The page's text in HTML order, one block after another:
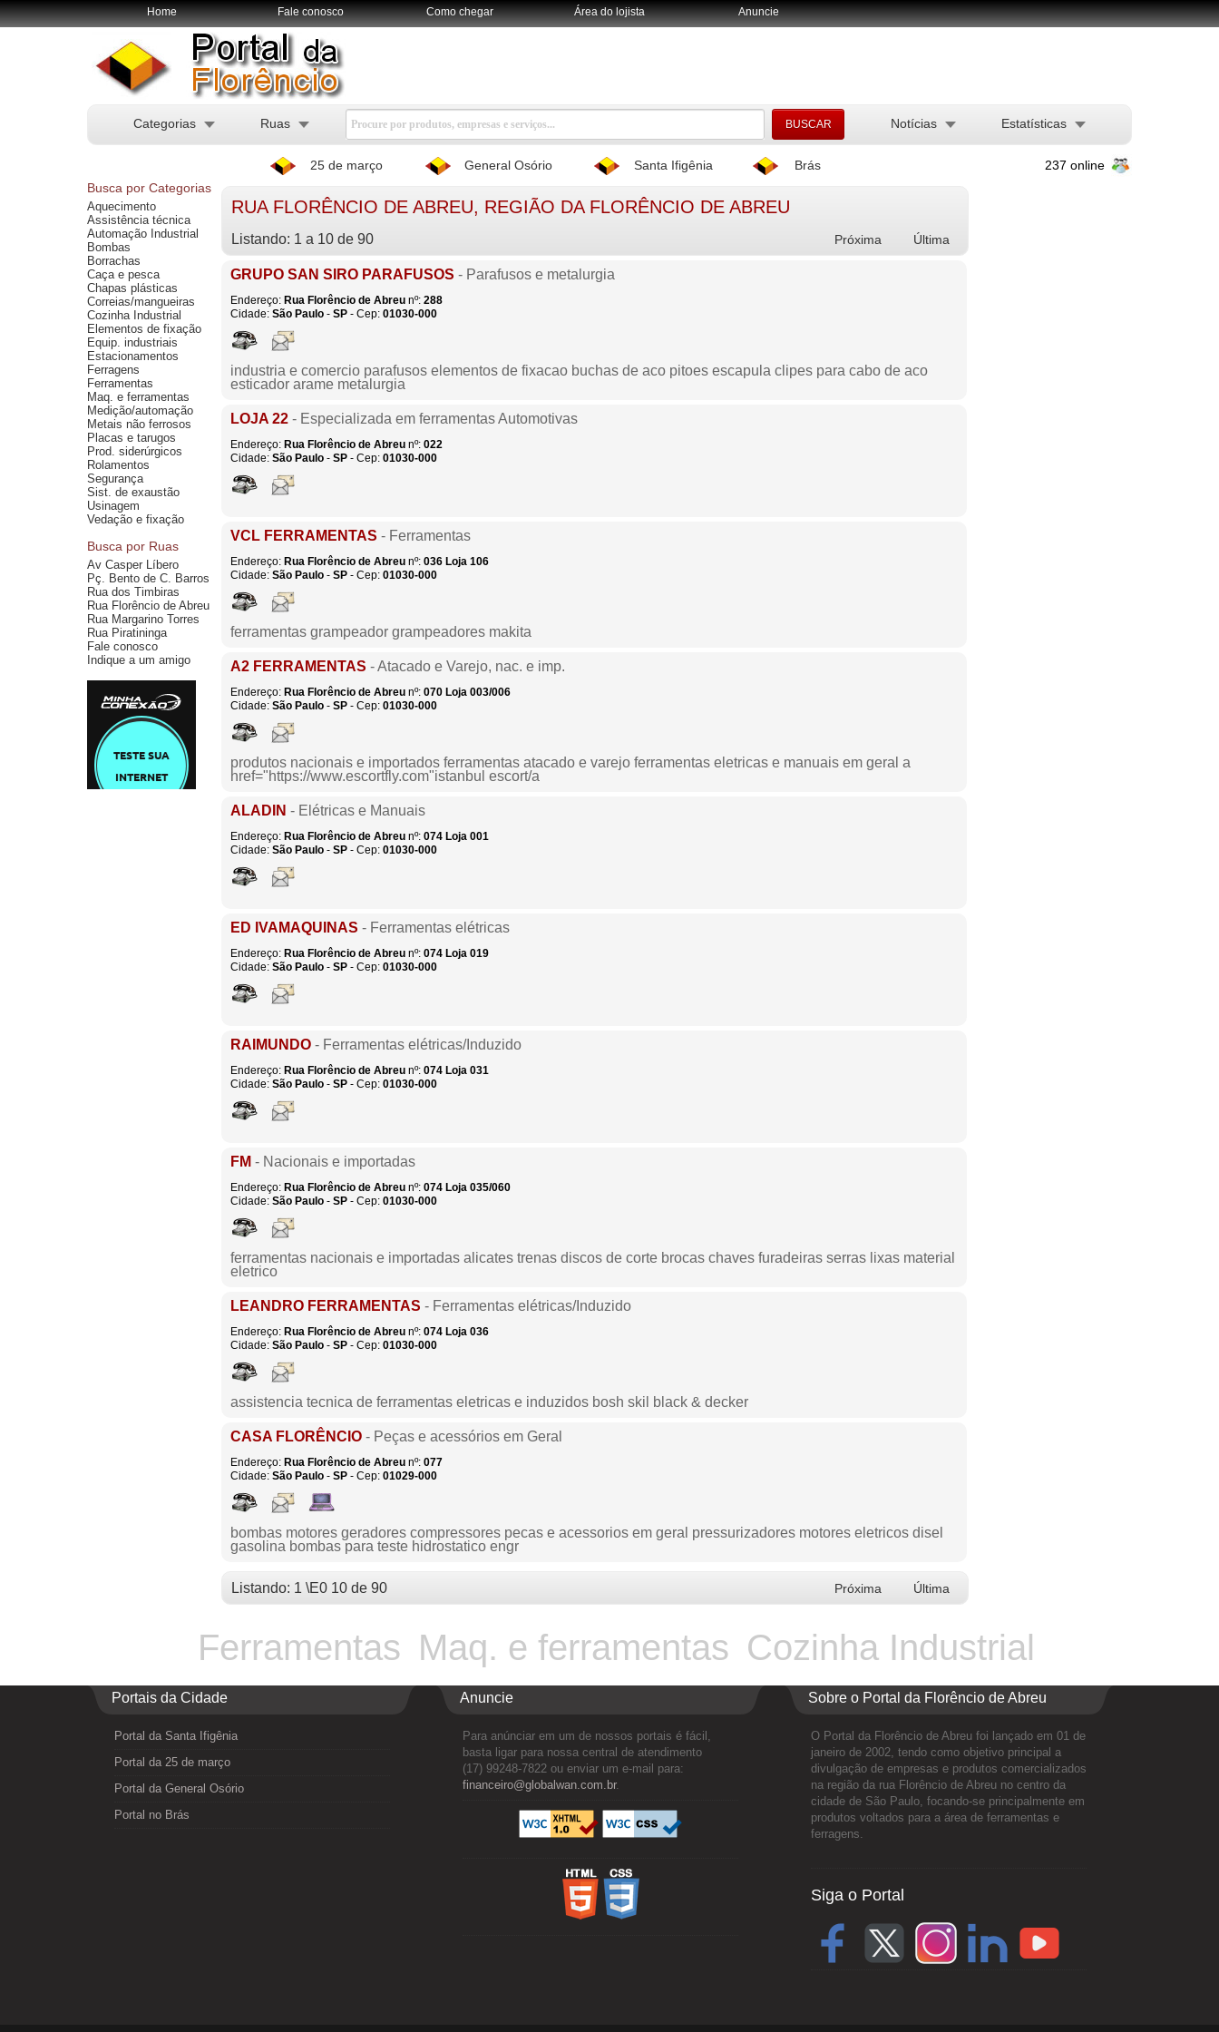
Home Fale conosco Como chegar Área do lojista Anuncie
Categorias Ruas Estatísticas
Notícias
25 de março General Osório Santa Ifigênia Brás
237 online
Busca por Categorias
Aquecimento
Assistência técnica
Automação Industrial
Bombas
Borrachas
Caça e pesca
Chapas plásticas
Correias/mangueiras
Cozinha Industrial
Elementos de fixação
Equip. industriais
Estacionamentos
Ferragens
Ferramentas
Maq. e ferramentas
Medição/automação
Metais não ferrosos
Placas e tarugos
Prod. siderúrgicos
Rolamentos
Segurança
Sist. de exaustão
Usinagem
Vedação e fixação
Busca por Ruas
Av Casper Líbero
Pç. Bento de C. Barros
Rua dos Timbiras
Rua Florêncio de Abreu
Rua Margarino Torres
Rua Piratininga
Fale conosco
Indique a um amigo
RUA FLORÊNCIO DE ABREU, REGIÃO DA FLORÊNCIO DE ABREU
Listando: 1 a 10 de 90 Próxima Última
GRUPO SAN SIRO PARAFUSOS - Parafusos e metalurgia
Endereço: Rua Florêncio de Abreu nº: 288
Cidade: São Paulo - SP - Cep: 01030-000
industria e comercio parafusos elementos de fixacao buchas de aco pitoes escapula clipes para cabo de aco
esticador arame metalurgia
LOJA 22 - Especializada em ferramentas Automotivas
Endereço: Rua Florêncio de Abreu nº: 022
Cidade: São Paulo - SP - Cep: 01030-000
VCL FERRAMENTAS - Ferramentas
Endereço: Rua Florêncio de Abreu nº: 036 Loja 106
Cidade: São Paulo - SP - Cep: 01030-000
ferramentas grampeador grampeadores makita
A2 FERRAMENTAS - Atacado e Varejo, nac. e imp.
Endereço: Rua Florêncio de Abreu nº: 070 Loja 003/006
Cidade: São Paulo - SP - Cep: 01030-000
produtos nacionais e importados ferramentas atacado e varejo ferramentas eletricas e manuais em geral a
href="https://www.escortfly.com"istanbul escort/a
ALADIN - Elétricas e Manuais
Endereço: Rua Florêncio de Abreu nº: 074 Loja 001
Cidade: São Paulo - SP - Cep: 01030-000
ED IVAMAQUINAS - Ferramentas elétricas
Endereço: Rua Florêncio de Abreu nº: 074 Loja 019
Cidade: São Paulo - SP - Cep: 01030-000
RAIMUNDO - Ferramentas elétricas/Induzido
Endereço: Rua Florêncio de Abreu nº: 074 Loja 031
Cidade: São Paulo - SP - Cep: 01030-000
FM - Nacionais e importadas
Endereço: Rua Florêncio de Abreu nº: 074 Loja 035/060
Cidade: São Paulo - SP - Cep: 01030-000
ferramentas nacionais e importadas alicates trenas discos de corte brocas chaves furadeiras serras lixas material
eletrico
LEANDRO FERRAMENTAS - Ferramentas elétricas/Induzido
Endereço: Rua Florêncio de Abreu nº: 074 Loja 036
Cidade: São Paulo - SP - Cep: 01030-000
assistencia tecnica de ferramentas eletricas e induzidos bosh skil black & decker
CASA FLORÊNCIO - Peças e acessórios em Geral
Endereço: Rua Florêncio de Abreu nº: 077
Cidade: São Paulo - SP - Cep: 01029-000
bombas motores geradores compressores pecas e acessorios em geral pressurizadores motores eletricos disel
gasolina bombas para teste hidrostatico engr
Listando: 1 \E0 10 de 90 Próxima Última
Ferramentas Maq. e ferramentas Cozinha Industrial
Portais da Cidade
Portal da Santa Ifigênia
Portal da 25 de março
Portal da General Osório
Portal no Brás
Anuncie
Para anúnciar em um de nossos portais é fácil,
basta ligar para nossa central de atendimento
(17) 99248-7822 ou enviar um e-mail para:
financeiro@globalwan.com.br.
Sobre o Portal da Florêncio de Abreu
O Portal da Florêncio de Abreu foi lançado em 01 de
janeiro de 2002, tendo como objetivo principal a
divulgação de empresas e produtos comercializados
na região da rua Florêncio de Abreu no centro da
cidade de São Paulo, focando-se principalmente em
produtos voltados para a área de ferramentas e
ferragens.
Siga o Portal